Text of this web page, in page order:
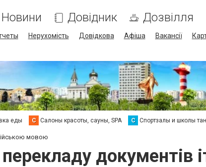
Новини Довідник Дозвілля
Нерухомість Довідкова Афіша Вакансії
еды С Салоны красоты, сауны, SPA С Спортзалы и школы
мовою
документів